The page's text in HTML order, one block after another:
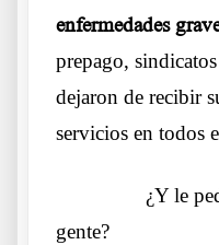
enfermedades
prepago,
dejaron de recibir
servicios en todos
¿Y le
gente?